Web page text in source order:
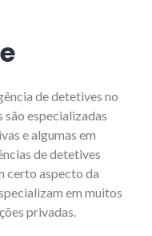
de detetives no
são especializadas
e algumas em
de detetives
certo aspecto da
em muitos
privadas.